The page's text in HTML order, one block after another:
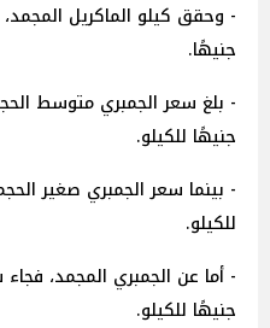
جنيهًا.
جنيهًا للكيلو.
للكيلو.
جنيهًا للكيلو.